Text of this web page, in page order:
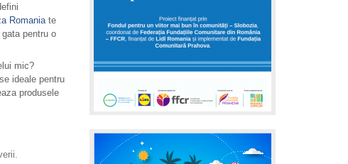
Romaniate
pentru o
mic?
ideale pentru
produsele